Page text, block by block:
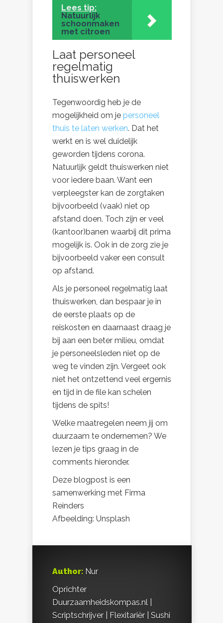
Lees tip:
Natuurlijk
schoonmaken
met citroen
Laat personeel
regelmatig
thuiswerken
Tegenwoordig heb je de
mogelijkheid om je personeel
thuis te laten werken. Dat het
werkt en is wel duidelijk
geworden tijdens corona.
Natuurlijk geldt thuiswerken niet
voor iedere baan. Want een
verpleegster kan de zorgtaken
bijvoorbeeld (vaak) niet op
afstand doen. Toch zijn er veel
(kantoor)banen waarbij dit prima
mogelijk is. Ook in de zorg zie je
bijvoorbeeld vaker een consult
op afstand.
Als je personeel regelmatig laat
thuiswerken, dan bespaar je in
de eerste plaats op de
reiskosten en daarnaast draag je
bij aan een beter milieu, omdat
je personeelsleden niet op de
weg te vinden zijn. Vergeet ook
niet het ontzettend veel ergernis
en tijd in de file kan schelen
tijdens de spits!
Welke maatregelen neem jij om
duurzaam te ondernemen? We
lezen je tips graag in de
comments hieronder.
Deze blogpost is een
samenwerking met Firma
Reinders
Afbeelding: Unsplash
Author: Nur
Oprichter
Duurzaamheidskompas.nl |
Scriptschrijver | Flexitariër | Sushi